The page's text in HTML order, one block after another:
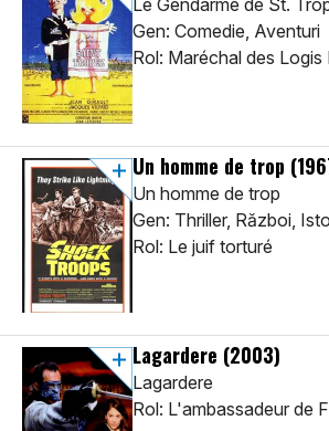
Le Gendarme de St.
Gen: Comedie, Aventuri
Rol: Maréchal des Logis
Un homme de trop
Un homme de trop
Gen: Thriller, Război,
Rol: Le juif torturé
Lagardere (2003)
Lagardere
Rol: L'ambassadeur de